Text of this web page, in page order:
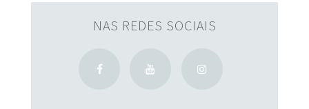
NAS REDES SOCIAIS